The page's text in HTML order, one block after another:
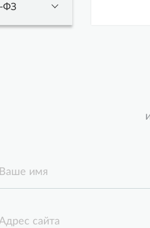
ФЗ
Ваше имя
сайта